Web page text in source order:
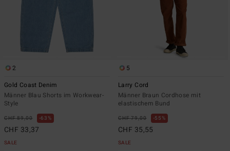
2
Gold Coast Denim
Männer Blau Shorts im Workwear-
Style
CHF 89,00 63%
CHF 33,37
SALE
5
Larry Cord
Männer Braun Cordhose mit
elastischem Bund
CHF 79,00 55%
CHF 35,55
SALE